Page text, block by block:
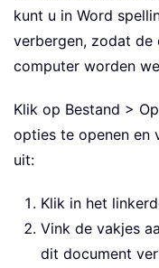
kunt u in Word
verbergen, zodat de
computer worden
Klik op Bestand >
opties te openen en
uit:
Klik in het
Vink de vakjes
dit document